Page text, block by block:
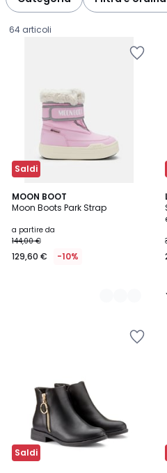
64 articoli
Saldi
MOON BOOT
Moon Boots Park Strap
Prezzo
a
partire
sconto
applicato.
a partire da
144,00 €
129,60 € -10%
2
Colori
Saldi